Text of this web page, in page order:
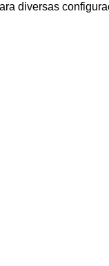
diversas